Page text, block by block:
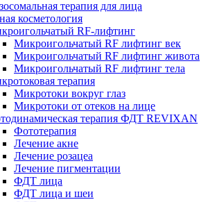
терапия для лица
косметология
RF-лифтинг
Микроигольчатый RF лифтинг век
Микроигольчатый RF лифтинг живота
Микроигольчатый RF лифтинг тела
терапия
Микротоки вокруг глаз
Микротоки от отеков на лице
терапия ФДТ REVIXAN
Фототерапия
Лечение акне
Лечение розацеа
Лечение пигментации
ФДТ лица
ФДТ лица и шеи